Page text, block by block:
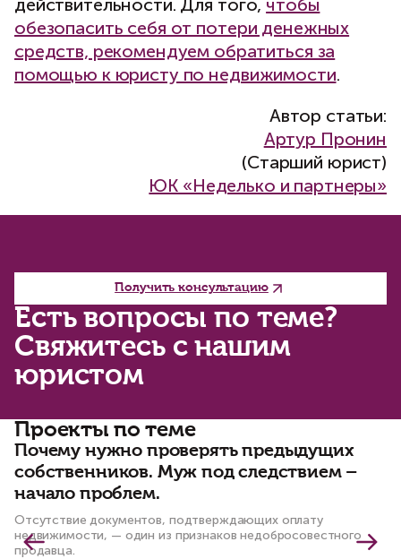
действительности. Для того, чтобы
обезопасить себя от потери денежных
средств, рекомендуем обратиться за
помощью к юристу по недвижимости.
Автор статьи:
Артур Пронин
(Старший юрист)
ЮК «Неделько и партнеры»
Есть вопросы по теме?
Свяжитесь с нашим
юристом
Получить консультацию
Проекты по теме
Почему нужно проверять предыдущих
собственников. Муж под следствием –
начало проблем.
Отсутствие документов, подтверждающих оплату
недвижимости, — один из признаков недобросовестного
продавца.